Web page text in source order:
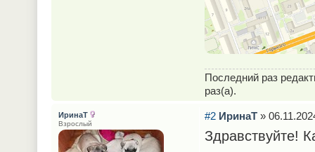
Последний раз
раз(а).
#2 ИринаТ»
Здравствуйте!
ИринаТ
Взрослый